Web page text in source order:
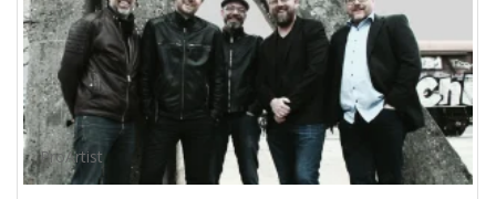
ProArtist